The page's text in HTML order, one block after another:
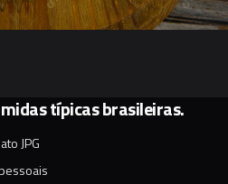
típicas brasileiras.
JPG